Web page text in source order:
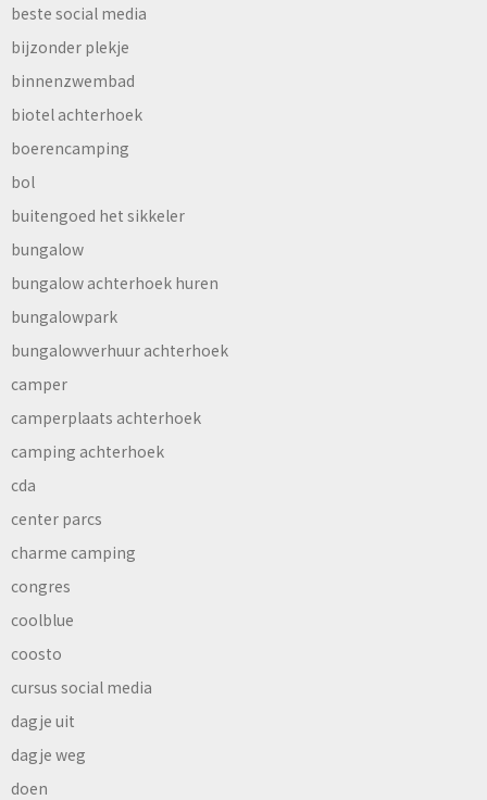
beste social media
bijzonder plekje
binnenzwembad
biotel achterhoek
boerencamping
bol
buitengoed het sikkeler
bungalow
bungalow achterhoek huren
bungalowpark
bungalowverhuur achterhoek
camper
camperplaats achterhoek
camping achterhoek
cda
center parcs
charme camping
congres
coolblue
coosto
cursus social media
dagje uit
dagje weg
doen